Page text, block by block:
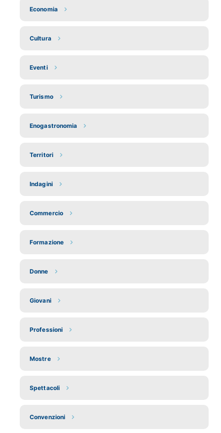
Economia
Cultura
Eventi
Turismo
Enogastronomia
Territori
Indagini
Commercio
Formazione
Donne
Giovani
Professioni
Mostre
Spettacoli
Convenzioni